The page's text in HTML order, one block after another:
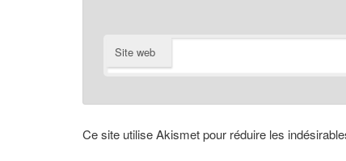
Site web
Ce site utilise Akismet pour réduire les